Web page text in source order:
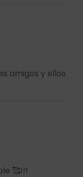
amigos y ellos
🥰!!!